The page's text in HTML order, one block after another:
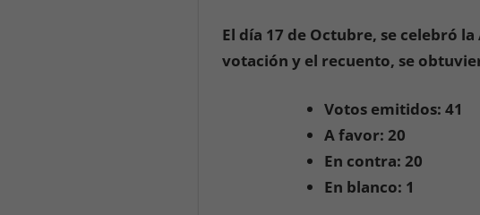
El día 17 de Octubre, se celebró
votación y el recuento, se
Votos emitidos: 41
A favor: 20
En contra: 20
En blanco: 1